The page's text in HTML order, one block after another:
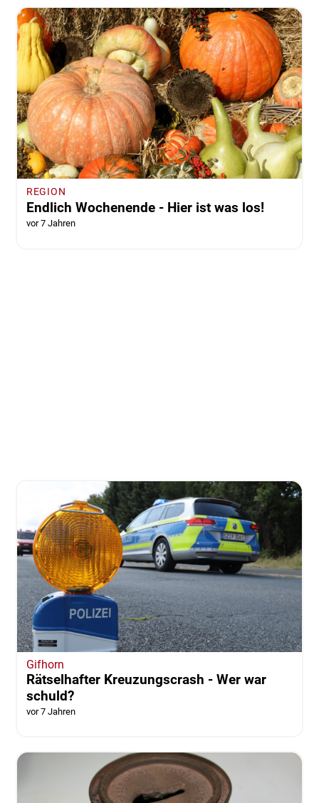
REGION
Endlich Wochenende - Hier ist was los!
vor 7 Jahren
Gifhorn
Rätselhafter Kreuzungscrash - Wer war
schuld?
vor 7 Jahren